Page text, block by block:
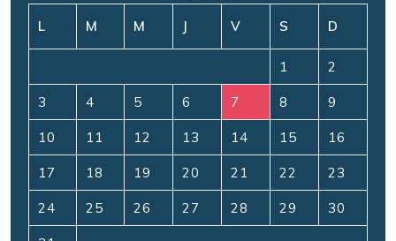
L M M J V S D
1 2
3 4 5 6 7 8 9
10 11 12 13 14 15 16
17 18 19 20 21 22 23
24 25 26 27 28 29 30